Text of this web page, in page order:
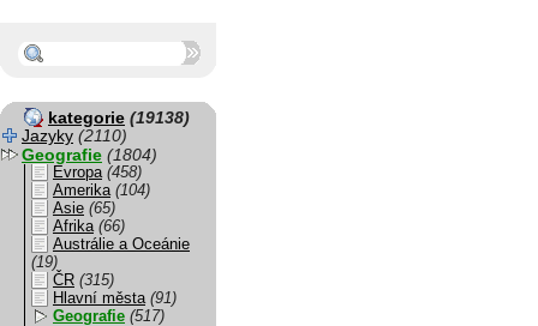
kategorie (19138)
Jazyky (2110)
Geografie (1804)
Evropa (458)
Amerika (104)
Asie (65)
Afrika (66)
Austrálie a Oceánie
(19)
ČR (315)
Hlavní města (91)
Geografie (517)